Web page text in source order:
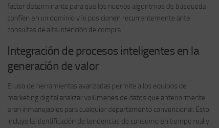
factor determinante para que los nuevos algoritmos de búsqueda
confíen en un dominio y lo posicionen recurrentemente ante
consultas de alta intención de compra.
Integración de procesos inteligentes en la
generación de valor
El uso de herramientas avanzadas permite a los equipos de
marketing digital analizar volúmenes de datos que anteriormente
eran inmanejables para cualquier departamento convencional. Esto
incluye la identificación de tendencias de consumo en tiempo real y